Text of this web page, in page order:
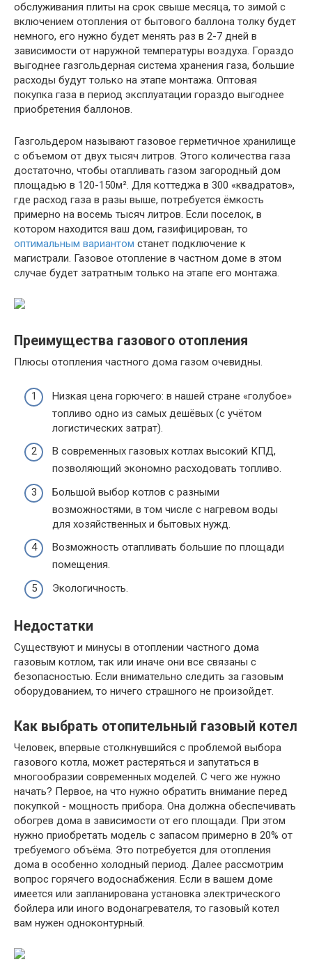
обслуживания плиты на срок свыше месяца, то зимой с
включением отопления от бытового баллона толку будет
немного, его нужно будет менять раз в 2-7 дней в
зависимости от наружной температуры воздуха. Гораздо
выгоднее газгольдерная система хранения газа, большие
расходы будут только на этапе монтажа. Оптовая
покупка газа в период эксплуатации гораздо выгоднее
приобретения баллонов.
Газгольдером называют газовое герметичное хранилище
с объемом от двух тысяч литров. Этого количества газа
достаточно, чтобы отапливать газом загородный дом
площадью в 120-150м². Для коттеджа в 300 «квадратов»,
где расход газа в разы выше, потребуется ёмкость
примерно на восемь тысяч литров. Если поселок, в
котором находится ваш дом, газифицирован, то
оптимальным вариантом станет подключение к
магистрали. Газовое отопление в частном доме в этом
случае будет затратным только на этапе его монтажа.
Преимущества газового отопления
Плюсы отопления частного дома газом очевидны.
Низкая цена горючего: в нашей стране «голубое»
топливо одно из самых дешёвых (с учётом
логистических затрат).
В современных газовых котлах высокий КПД,
позволяющий экономно расходовать топливо.
Большой выбор котлов с разными
возможностями, в том числе с нагревом воды
для хозяйственных и бытовых нужд.
Возможность отапливать большие по площади
помещения.
Экологичность.
Недостатки
Существуют и минусы в отоплении частного дома
газовым котлом, так или иначе они все связаны с
безопасностью. Если внимательно следить за газовым
оборудованием, то ничего страшного не произойдет.
Как выбрать отопительный газовый котел
Человек, впервые столкнувшийся с проблемой выбора
газового котла, может растеряться и запутаться в
многообразии современных моделей. С чего же нужно
начать? Первое, на что нужно обратить внимание перед
покупкой - мощность прибора. Она должна обеспечивать
обогрев дома в зависимости от его площади. При этом
нужно приобретать модель с запасом примерно в 20% от
требуемого объёма. Это потребуется для отопления
дома в особенно холодный период. Далее рассмотрим
вопрос горячего водоснабжения. Если в вашем доме
имеется или запланирована установка электрического
бойлера или иного водонагревателя, то газовый котел
вам нужен одноконтурный.